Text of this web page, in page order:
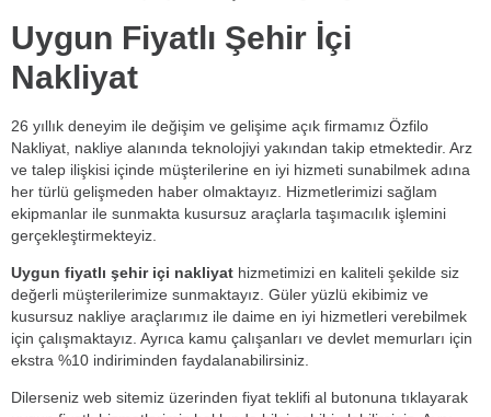
Uygun Fiyatlı Şehir İçi
Nakliyat
26 yıllık deneyim ile değişim ve gelişime açık firmamız Özfilo
Nakliyat, nakliye alanında teknolojiyi yakından takip etmektedir. Arz
ve talep ilişkisi içinde müşterilerine en iyi hizmeti sunabilmek adına
her türlü gelişmeden haber olmaktayız. Hizmetlerimizi sağlam
ekipmanlar ile sunmakta kusursuz araçlarla taşımacılık işlemini
gerçekleştirmekteyiz.
Uygun fiyatlı şehir içi nakliyat hizmetimizi en kaliteli şekilde siz
değerli müşterilerimize sunmaktayız. Güler yüzlü ekibimiz ve
kusursuz nakliye araçlarımız ile daime en iyi hizmetleri verebilmek
için çalışmaktayız. Ayrıca kamu çalışanları ve devlet memurları için
ekstra %10 indiriminden faydalanabilirsiniz.
Dilerseniz web sitemiz üzerinden fiyat teklifi al butonuna tıklayarak